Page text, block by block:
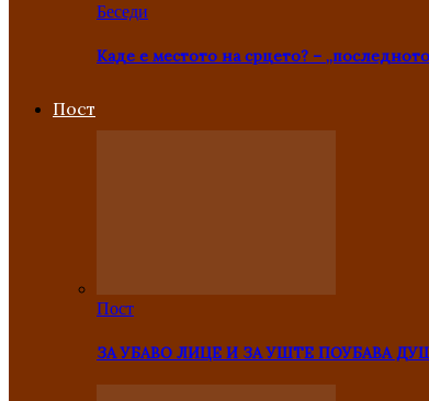
Беседи
Каде е местото на срцето? –
Пост
Пост
ЗА УБАВО ЛИЦЕ И ЗА УШТЕ ПОУБАВА